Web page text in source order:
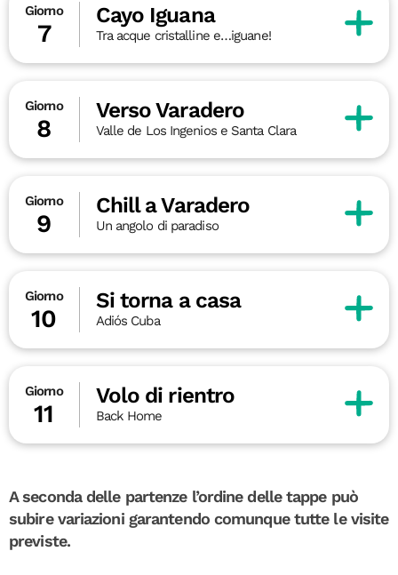
Giorno
7
Cayo Iguana
Tra acque cristalline e…iguane!
Giorno
8
Verso Varadero
Valle de Los Ingenios e Santa Clara
Giorno
9
Chill a Varadero
Un angolo di paradiso
Giorno
10
Si torna a casa
Adiós Cuba
Giorno
11
Volo di rientro
Back Home
A seconda delle partenze l’ordine delle tappe può
subire variazioni garantendo comunque tutte le visite
previste.